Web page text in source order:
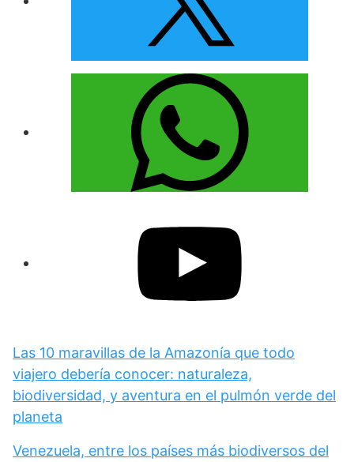
Las 10 maravillas de la Amazonía que todo
viajero debería conocer: naturaleza,
biodiversidad, y aventura en el pulmón verde del
planeta
Venezuela, entre los países más biodiversos del